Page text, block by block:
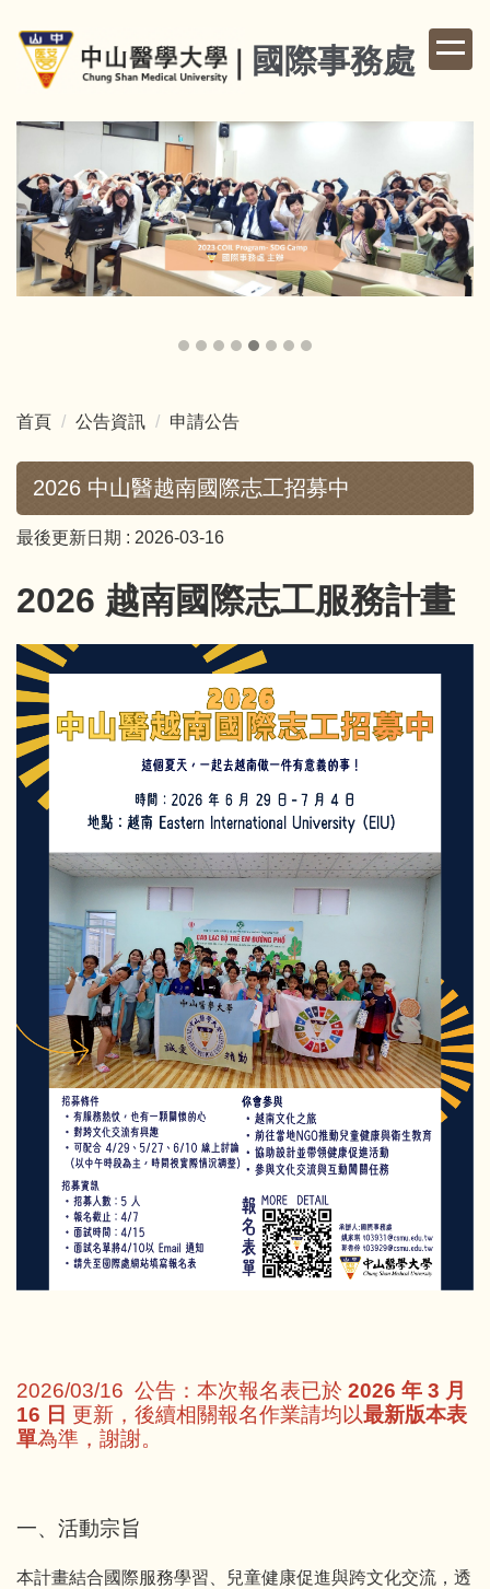
到
內
區
國際事務處
首頁 公告資訊 申請公告
2026 中山醫越南國際志工招募中
最後更新日期 : 2026-03-16
2026 越南國際志工服務計畫
2026/03/16 公告：本次報名表已於 2026 年 3 月
16 日 更新，後續相關報名作業請均以最新版本表
單為準，謝謝。
一、活動宗旨
本計畫結合國際服務學習、兒童健康促進與跨文化交流，透